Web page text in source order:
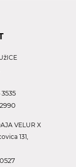
VELUR X
131,